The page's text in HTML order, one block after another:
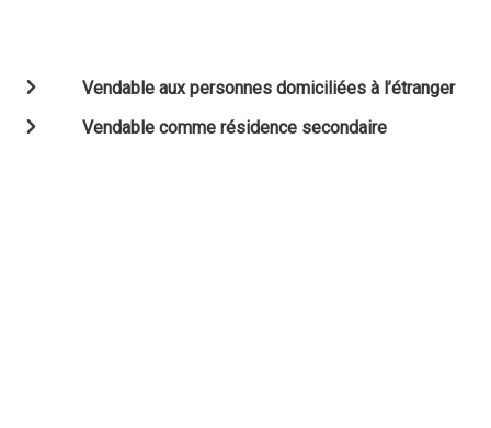
Vendable aux personnes domiciliées à l’étranger
Vendable comme résidence secondaire